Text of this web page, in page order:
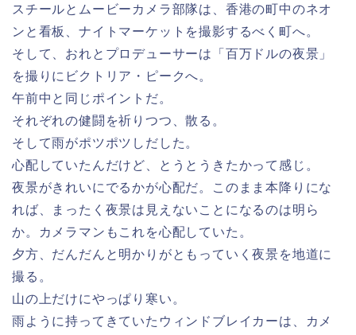
スチールとムービーカメラ部隊は、香港の町中のネオ
ンと看板、ナイトマーケットを撮影するべく町へ。
そして、おれとプロデューサーは「百万ドルの夜景」
を撮りにビクトリア・ピークへ。
午前中と同じポイントだ。
それぞれの健闘を祈りつつ、散る。
そして雨がポツポツしだした。
心配していたんだけど、とうとうきたかって感じ。
夜景がきれいにでるかが心配だ。このまま本降りにな
れば、まったく夜景は見えないことになるのは明ら
か。カメラマンもこれを心配していた。
夕方、だんだんと明かりがともっていく夜景を地道に
撮る。
山の上だけにやっぱり寒い。
雨ように持ってきていたウィンドブレイカーは、カメ